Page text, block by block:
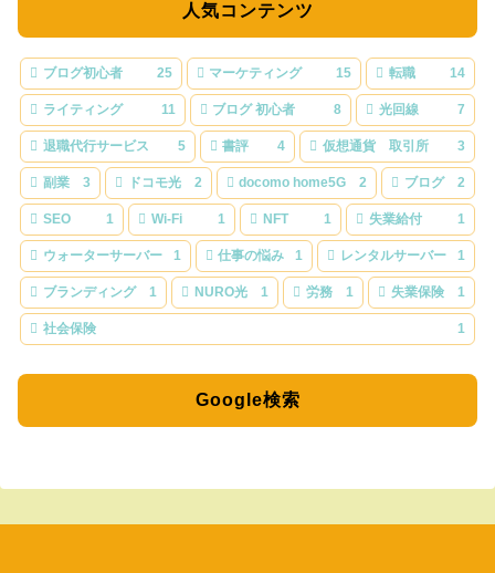
人気コンテンツ
ブログ初心者 25 マーケティング 15 転職 14
ライティング 11 ブログ 初心者 8 光回線 7
退職代行サービス 5 書評 4 仮想通貨 取引所 3
副業 3 ドコモ光 2 docomo home5G 2 ブログ 2
SEO 1 Wi-Fi 1 NFT 1 失業給付 1
ウォーターサーバー 1 仕事の悩み 1 レンタルサーバー 1
ブランディング 1 NURO光 1 労務 1 失業保険 1
社会保険 1
Google検索